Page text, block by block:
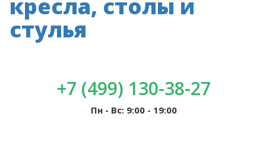
+7 (499) 130-38-27
Пн - Вс: 9:00 - 19:00